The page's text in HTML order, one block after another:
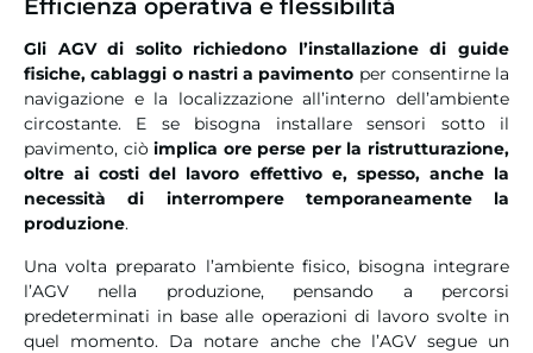
Efficienza operativa e flessibilità
Gli AGV di solito richiedono l’installazione di guide
fisiche, cablaggi o nastri a pavimento per consentirne la
navigazione e la localizzazione all’interno dell’ambiente
circostante. E se bisogna installare sensori sotto il
pavimento, ciòimplica ore perse per la ristrutturazione,
oltre ai costi del lavoro effettivo e, spesso, anche la
necessità di interrompere temporaneamente la
produzione.
Una volta preparato l’ambiente fisico, bisogna integrare
l’AGV nella produzione, pensando a percorsi
predeterminati in base alle operazioni di lavoro svolte in
quel momento. Da notare anche che l’AGV segue un